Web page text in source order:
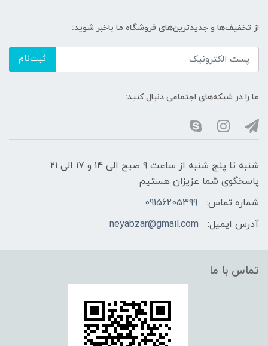
از تخفیف‌ها و جدیدترین‌های فروشگاه ما باخبر شوید:
ثبت‌نام
ما را در شبکه‌های اجتماعی دنبال کنید:
شنبه تا پنج شنبه از ساعت 9 صبح الی 14 و 17 الی 21
پاسخگوی شما عزیزان هستیم
شماره تماس:
09156205399
آدرس ایمیل:
neyabzar@gmail.com
تماس با ما